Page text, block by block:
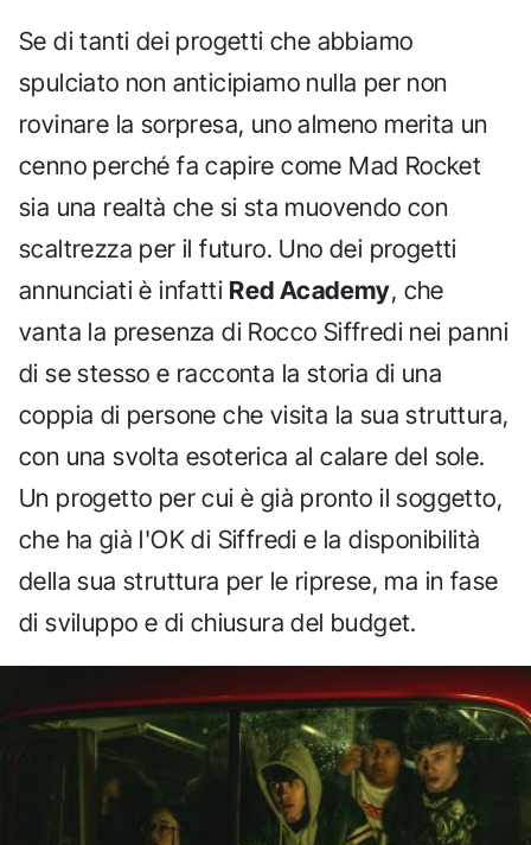
Se di tanti dei progetti che abbiamo
spulciato non anticipiamo nulla per non
rovinare la sorpresa, uno almeno merita un
cenno perché fa capire come Mad Rocket
sia una realtà che si sta muovendo con
scaltrezza per il futuro. Uno dei progetti
annunciati è infatti Red Academy, che
vanta la presenza di Rocco Siffredi nei panni
di se stesso e racconta la storia di una
coppia di persone che visita la sua struttura,
con una svolta esoterica al calare del sole.
Un progetto per cui è già pronto il soggetto,
che ha già l'OK di Siffredi e la disponibilità
della sua struttura per le riprese, ma in fase
di sviluppo e di chiusura del budget.